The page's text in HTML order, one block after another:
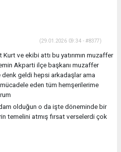
(29.01.2026 09:34 - #8377)
Kurt ve ekibi attı bu yatırımın muzaffer
Akparti ilçe başkanı muzaffer
geldi hepsi arkadaşlar ama
eden tüm hemşerilerime
olduğun o da işte döneminde bir
temelini atmış fırsat verselerdi çok